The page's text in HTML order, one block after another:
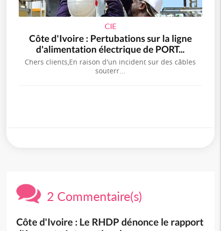
CIE
Côte d'Ivoire : Pertubations sur la ligne
d'alimentation électrique de PORT...
Chers clients,En raison d'un incident sur des câbles
souterr...
2 Commentaire(s)
Côte d'Ivoire : Le RHDP dénonce le rapport